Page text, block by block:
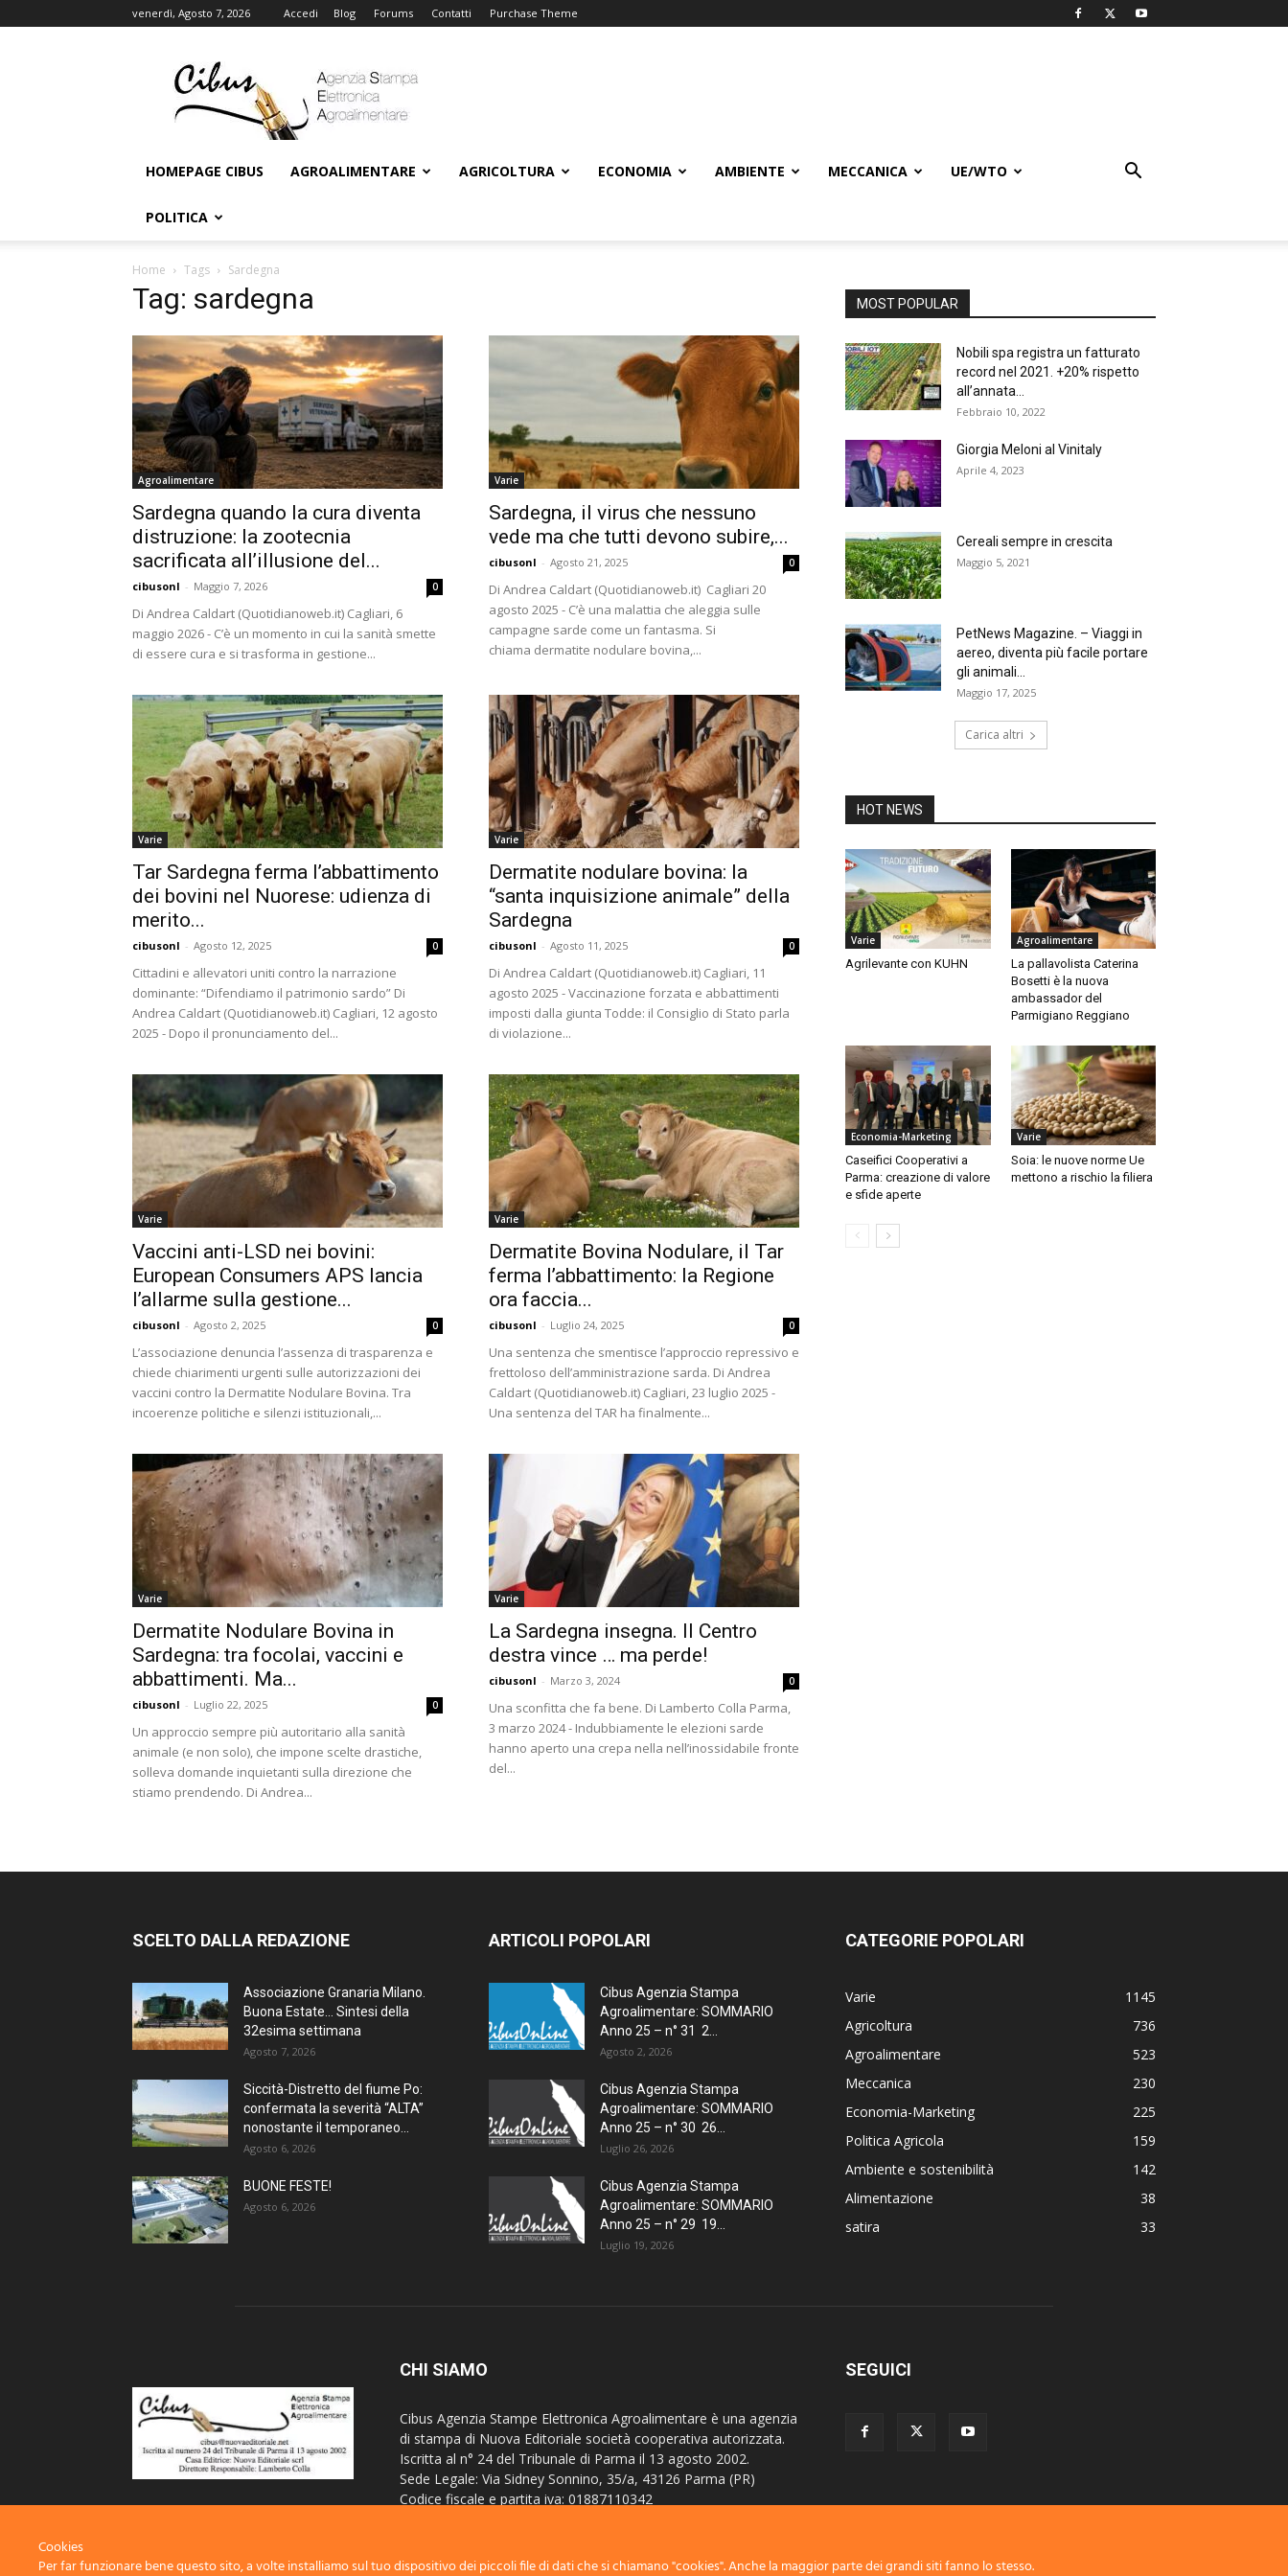
venerdì, Agosto 7, 2026 Accedi Blog Forums Contatti Purchase Theme
Online
HOMEPAGE CIBUS AGROALIMENTARE AGRICOLTURA ECONOMIA AMBIENTE MECCANICA UE/WTO
POLITICA
Home Tags Sardegna
Tag: sardegna
Agroalimentare
Sardegna quando la cura diventa
distruzione: la zootecnia
sacrificata all’illusione del...
cibusonl - Maggio 7, 2026 0
Di Andrea Caldart (Quotidianoweb.it) Cagliari, 6
maggio 2026 - C’è un momento in cui la sanità smette
di essere cura e si trasforma in gestione...
Varie
Sardegna, il virus che nessuno
vede ma che tutti devono subire,...
cibusonl - Agosto 21, 2025 0
Di Andrea Caldart (Quotidianoweb.it) Cagliari 20
agosto 2025 - C’è una malattia che aleggia sulle
campagne sarde come un fantasma. Si
chiama dermatite nodulare bovina,...
Varie
Tar Sardegna ferma l’abbattimento
dei bovini nel Nuorese: udienza di
merito...
cibusonl - Agosto 12, 2025 0
Cittadini e allevatori uniti contro la narrazione
dominante: “Difendiamo il patrimonio sardo” Di
Andrea Caldart (Quotidianoweb.it) Cagliari, 12 agosto
2025 - Dopo il pronunciamento del...
Varie
Dermatite nodulare bovina: la
“santa inquisizione animale” della
Sardegna
cibusonl - Agosto 11, 2025 0
Di Andrea Caldart (Quotidianoweb.it) Cagliari, 11
agosto 2025 - Vaccinazione forzata e abbattimenti
imposti dalla giunta Todde: il Consiglio di Stato parla
di violazione...
Varie
Vaccini anti-LSD nei bovini:
European Consumers APS lancia
l’allarme sulla gestione...
cibusonl - Agosto 2, 2025 0
L’associazione denuncia l’assenza di trasparenza e
chiede chiarimenti urgenti sulle autorizzazioni dei
vaccini contro la Dermatite Nodulare Bovina. Tra
incoerenze politiche e silenzi istituzionali,...
Varie
Dermatite Bovina Nodulare, il Tar
ferma l’abbattimento: la Regione
ora faccia...
cibusonl - Luglio 24, 2025 0
Una sentenza che smentisce l’approccio repressivo e
frettoloso dell’amministrazione sarda. Di Andrea
Caldart (Quotidianoweb.it) Cagliari, 23 luglio 2025 -
Una sentenza del TAR ha finalmente...
Varie
Dermatite Nodulare Bovina in
Sardegna: tra focolai, vaccini e
abbattimenti. Ma...
cibusonl - Luglio 22, 2025 0
Un approccio sempre più autoritario alla sanità
animale (e non solo), che impone scelte drastiche,
solleva domande inquietanti sulla direzione che
stiamo prendendo. Di Andrea...
Varie
La Sardegna insegna. Il Centro
destra vince … ma perde!
cibusonl - Marzo 3, 2024 0
Una sconfitta che fa bene. Di Lamberto Colla Parma,
3 marzo 2024 - Indubbiamente le elezioni sarde
hanno aperto una crepa nella nell’inossidabile fronte
del...
MOST POPULAR
Nobili spa registra un fatturato
record nel 2021. +20% rispetto
all’annata...
Febbraio 10, 2022
Giorgia Meloni al Vinitaly
Aprile 4, 2023
Cereali sempre in crescita
Maggio 5, 2021
PetNews Magazine. – Viaggi in
aereo, diventa più facile portare
gli animali...
Maggio 17, 2025
Carica altri
HOT NEWS
Varie
Agrilevante con KUHN
Agroalimentare
La pallavolista Caterina
Bosetti è la nuova
ambassador del
Parmigiano Reggiano
Economia-Marketing
Caseifici Cooperativi a
Parma: creazione di valore
e sfide aperte
Varie
Soia: le nuove norme Ue
mettono a rischio la filiera
SCELTO DALLA REDAZIONE
Associazione Granaria Milano.
Buona Estate… Sintesi della
32esima settimana
Agosto 7, 2026
Siccità-Distretto del fiume Po:
confermata la severità “ALTA”
nonostante il temporaneo...
Agosto 6, 2026
BUONE FESTE!
Agosto 6, 2026
ARTICOLI POPOLARI
Cibus Agenzia Stampa
Agroalimentare: SOMMARIO
Anno 25 – n° 31 2...
Agosto 2, 2026
Cibus Agenzia Stampa
Agroalimentare: SOMMARIO
Anno 25 – n° 30 26...
Luglio 26, 2026
Cibus Agenzia Stampa
Agroalimentare: SOMMARIO
Anno 25 – n° 29 19...
Luglio 19, 2026
CATEGORIE POPOLARI
Varie
1145
Agricoltura
736
Agroalimentare
523
Meccanica
230
Economia-Marketing
225
Politica Agricola
159
Ambiente e sostenibilità
142
Alimentazione
38
satira
33
CHI SIAMO
Cibus Agenzia Stampe Elettronica Agroalimentare è una agenzia
di stampa di Nuova Editoriale società cooperativa autorizzata.
Iscritta al n° 24 del Tribunale di Parma il 13 agosto 2002.
Sede Legale: Via Sidney Sonnino, 35/a, 43126 Parma (PR)
Codice fiscale e partita iva: 01887110342
SEGUICI
Cookies
Per far funzionare bene questo sito, a volte installiamo sul tuo dispositivo dei piccoli file di dati che si chiamano "cookies". Anche la maggior parte dei grandi siti fanno lo stesso.